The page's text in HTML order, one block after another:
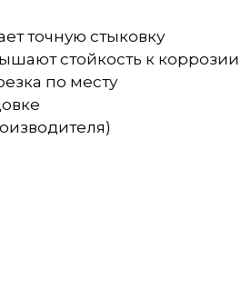
точную стыковку
стойкость к коррозии
по месту